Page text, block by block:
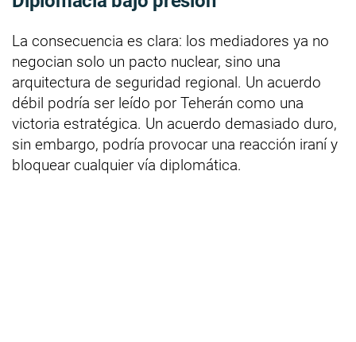
La consecuencia es clara: los mediadores ya no
negocian solo un pacto nuclear, sino una
arquitectura de seguridad regional. Un acuerdo
débil podría ser leído por Teherán como una
victoria estratégica. Un acuerdo demasiado duro,
sin embargo, podría provocar una reacción iraní y
bloquear cualquier vía diplomática.